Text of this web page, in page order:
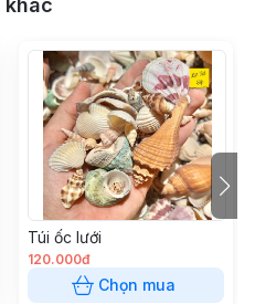
khác
Túi ốc lưới
120.000đ
Chọn mua